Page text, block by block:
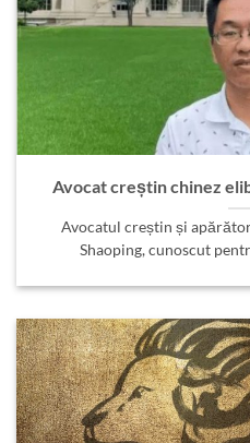
Avocat creștin chinez
Avocatul creștin și
Shaoping, cunoscut